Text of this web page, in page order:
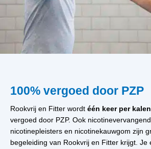
100% vergoed door PZP
Rookvrij en Fitter wordt één keer per
vergoed door PZP. Ook
nicotinepleisters en nicotinekauwgom zijn
begeleiding van Rookvrij en Fitter krijgt. Je